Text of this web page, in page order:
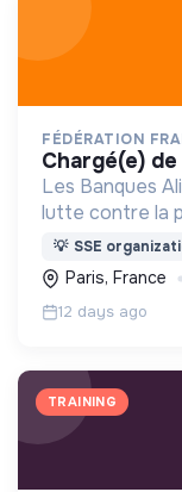
FÉDÉRATION
chargé(e)
Les Banques
lutte contre la
gaspillage
💡 SSE
Paris, France
12 days ago
TRAINING